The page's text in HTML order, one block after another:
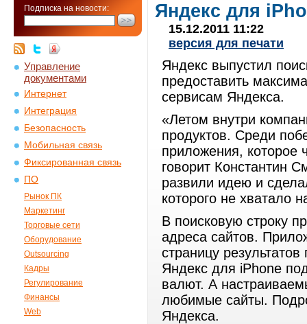
Подписка на новости:
Управление
документами
Интернет
Интеграция
Безопасность
Мобильная связь
Фиксированная связь
ПО
Рынок ПК
Маркетинг
Торговые сети
Оборудование
Outsourcing
Кадры
Регулирование
Финансы
Web
Яндекс для
15.12.2011 11:22
версия для печати
Яндекс выпустил
предоставить
сервисам Яндекса.
«Летом внутри
продуктов. Среди
приложения, которое
говорит Константин
развили идею и
которого не хватало
В поисковую строку
адреса сайтов.
страницу
Яндекс для iPhone
валют. А
любимые сайты.
Яндекса.